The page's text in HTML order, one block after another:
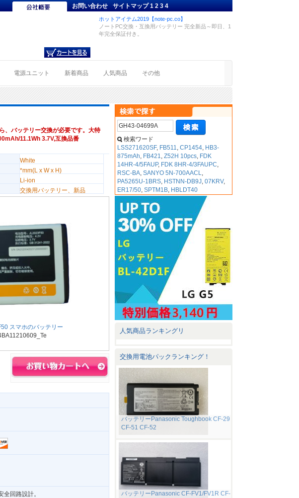
お問い合わせ サイトマップ 1234
ホットアイテム2019【note-pc.co】
ノートPC交換・互換用バッテリー 完全新品～即日、1
年完全保証付き。
電源ユニット 新着商品 人気商品 その他
、バッテリー交換が必要です。大特
11.1Wh 3.7V,互換品番
White
*mm(L x W x H)
Li-ion
交換用バッテリー、新品
スマホのバッテリー
回路設計。
検索ワード
LSS271620SF, FB511,CP1454, HB3-
875mAh, FB421,Z52H 10pcs, FDK
14HR-4/5FAUP, FDK 8HR-4/3FAUPC,
RSC-BA,SANYO 5N-700AACL,
PA5265U-1BRS, HSTNN-DB9J,07KRV,
ER17/50,SPTM1B, HBLDT40
人気商品ランキングリ
交換用電池パックランキング！
バッテリーPanasonic Toughbook CF-29
CF-51 CF-52
バッテリーPanasonic CF-FV1/FV1R CF-